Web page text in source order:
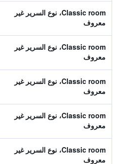
Classic room، نوع السرير غير
معروف
Classic room، نوع السرير غير
معروف
Classic room، نوع السرير غير
معروف
Classic room، نوع السرير غير
معروف
Classic room، نوع السرير غير
معروف